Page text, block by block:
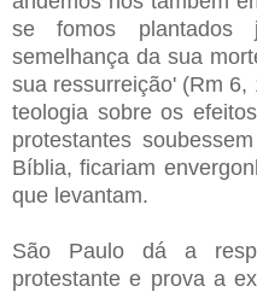
se fomos plantados
semelhança da sua
sua ressurreição' (Rm
teologia sobre os
protestantes
Bíblia, ficariam
que levantam.
São Paulo dá a
protestante e prova a